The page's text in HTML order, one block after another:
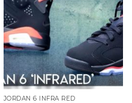
JORDAN 6 INFRA RED